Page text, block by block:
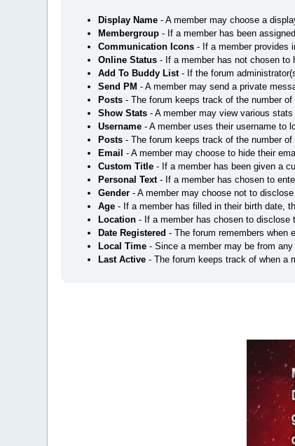
Display Name - A member may choose a
Membergroup - If a member has been
Communication Icons - If a member provides
Online Status - If a member has not chosen to
Add To Buddy List- If the forum
Send PM - A member may send a private
Posts - The forum keeps track of the number
Show Stats - A member may view various
Username - A member uses their username to
Posts - The forum keeps track of the number
Email - A member may choose to hide their
Custom Title - If a member has been given a
Personal Text- If a member has chosen to
Gender - A member may choose not to
Age - If a member has filled in their birth date,
Location - If a member has chosen to disclose
Date Registered - The forum remembers when
Local Time - Since a member may be from
Last Active - The forum keeps track of when a